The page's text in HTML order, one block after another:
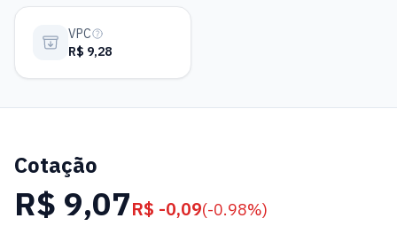
VPC
R$ 9,28
Cotação
R$ 9,07R$ -0,09(-0.98%)